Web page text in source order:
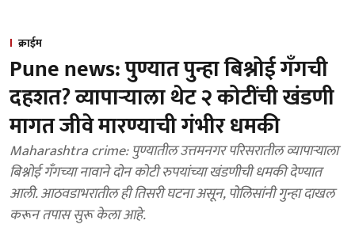
क्राईम
Pune news: पुण्यात पुन्हा बिश्नोई गँगची
दहशत? व्यापाऱ्याला थेट २ कोटींची खंडणी
मागत जीवे मारण्याची गंभीर धमकी
Maharashtra crime: पुण्यातील उत्तमनगर परिसरातील व्यापाऱ्याला
बिश्नोई गँगच्या नावाने दोन कोटी रुपयांच्या खंडणीची धमकी देण्यात
आली. आठवडाभरातील ही तिसरी घटना असून, पोलिसांनी गुन्हा दाखल
करून तपास सुरू केला आहे.